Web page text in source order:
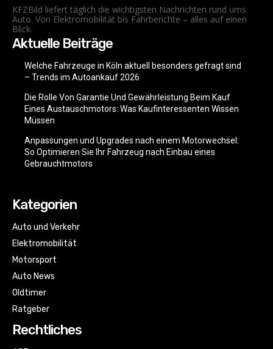
KFZBild liefert täglich die wichtigsten Nachrichten rund ums
Auto. Von Elektromobilität bis Fahrberichte – alles auf einen
Blick.
Aktuelle Beiträge
Welche Fahrzeuge in Köln aktuell besonders gefragt sind
– Trends im Autoankauf 2026
Die Rolle Von Garantie Und Gewährleistung Beim Kauf
Eines Austauschmotors: Was Kaufinteressenten Wissen
Müssen
Anpassungen und Upgrades nach einem Motorwechsel:
So Optimieren Sie Ihr Fahrzeug nach Einbau eines
Gebrauchtmotors
Kategorien
Auto und Verkehr
Elektromobilität
Motorsport
Auto News
Oldtimer
Ratgeber
Rechtliches